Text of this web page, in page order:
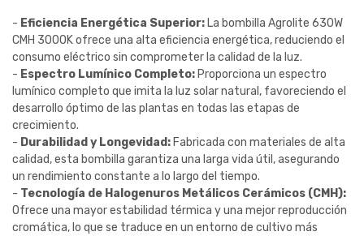
- Eficiencia Energética Superior: La bombilla Agrolite 630W
CMH 3000K ofrece una alta eficiencia energética, reduciendo el
consumo eléctrico sin comprometer la calidad de la luz.
- Espectro Lumínico Completo: Proporciona un espectro
lumínico completo que imita la luz solar natural, favoreciendo el
desarrollo óptimo de las plantas en todas las etapas de
crecimiento.
- Durabilidad y Longevidad: Fabricada con materiales de alta
calidad, esta bombilla garantiza una larga vida útil, asegurando
un rendimiento constante a lo largo del tiempo.
- Tecnología de Halogenuros Metálicos Cerámicos (CMH):
Ofrece una mayor estabilidad térmica y una mejor reproducción
cromática, lo que se traduce en un entorno de cultivo más